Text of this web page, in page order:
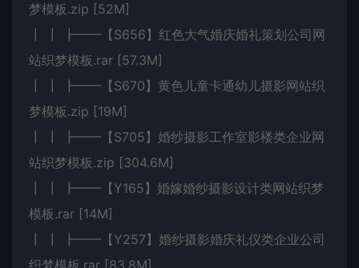
梦模板.zip [52M]
┃ ┃ ┣━━【S656】红色大气婚庆婚礼策划公司网
站织梦模板.rar [57.3M]
┃ ┃ ┣━━【S670】黄色儿童卡通幼儿摄影网站织
梦模板.zip [19M]
┃ ┃ ┣━━【S705】婚纱摄影工作室影楼类企业网
站织梦模板.zip [304.6M]
┃ ┃ ┣━━【Y165】婚嫁婚纱摄影设计类网站织梦
模板.rar [14M]
┃ ┃ ┣━━【Y257】婚纱摄影婚庆礼仪类企业公司
织梦模板.rar [83.8M]